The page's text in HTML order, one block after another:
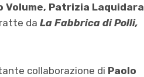
Volume, Patrizia Laquidara
da La Fabbrica di Polli,
collaborazione di Paolo